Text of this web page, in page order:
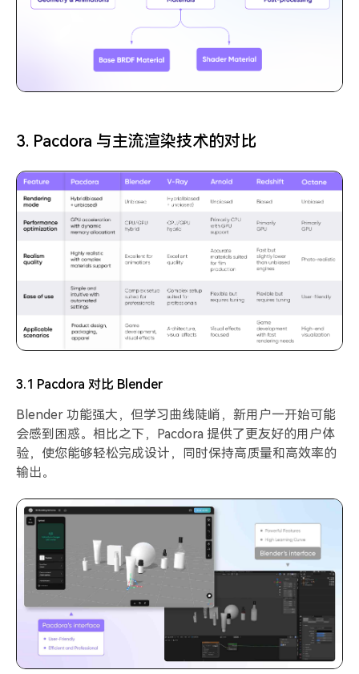
3. Pacdora 与主流渲染技术的对比
3.1 Pacdora 对比 Blender
Blender 功能强大，但学习曲线陡峭，新用户一开始可能
会感到困惑。相比之下，Pacdora 提供了更友好的用户体
验，使您能够轻松完成设计，同时保持高质量和高效率的
输出。